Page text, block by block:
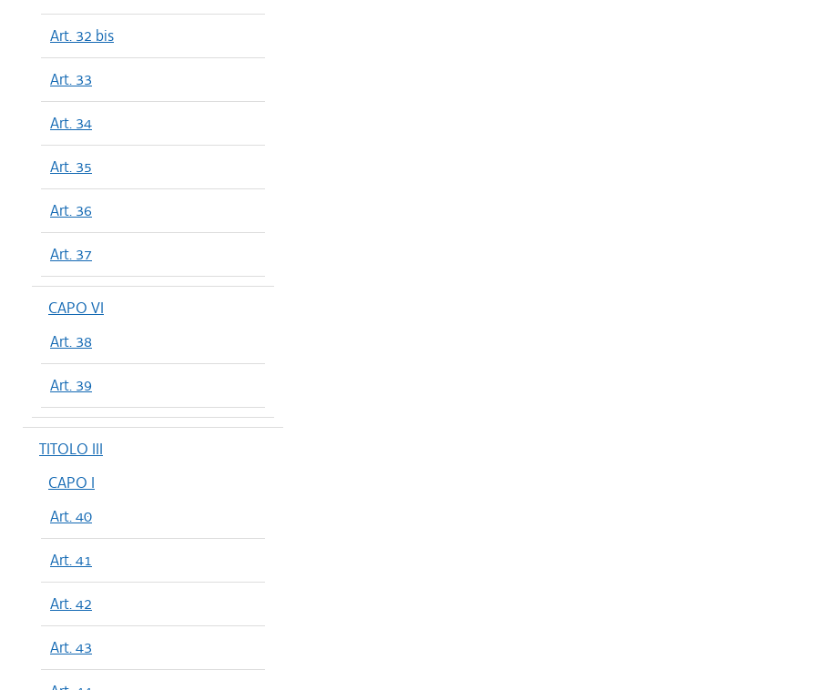
Art. 32 bis
Art. 33
Art. 34
Art. 35
Art. 36
Art. 37
CAPO VI
Art. 38
Art. 39
TITOLO III
CAPO I
Art. 40
Art. 41
Art. 42
Art. 43